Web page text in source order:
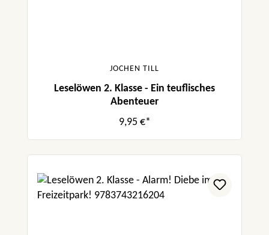
JOCHEN TILL
Leselöwen 2. Klasse - Ein teuflisches
Abenteuer
9,95 €*